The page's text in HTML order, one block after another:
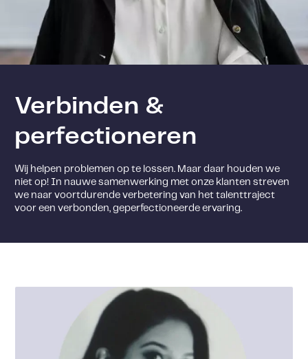
Verbinden &
perfectioneren
Wij helpen problemen op te lossen. Maar daar houden we
niet op! In nauwe samenwerking met onze klanten streven
we naar voortdurende verbetering van het talenttraject
voor een verbonden, geperfectioneerde ervaring.